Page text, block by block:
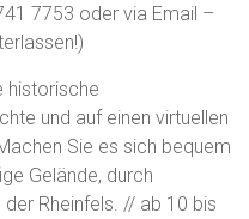
7753 oder via Email –
historische
und auf einen virtuellen
Sie es sich bequem
Gelände, durch
der Rheinfels. // ab 10 bis